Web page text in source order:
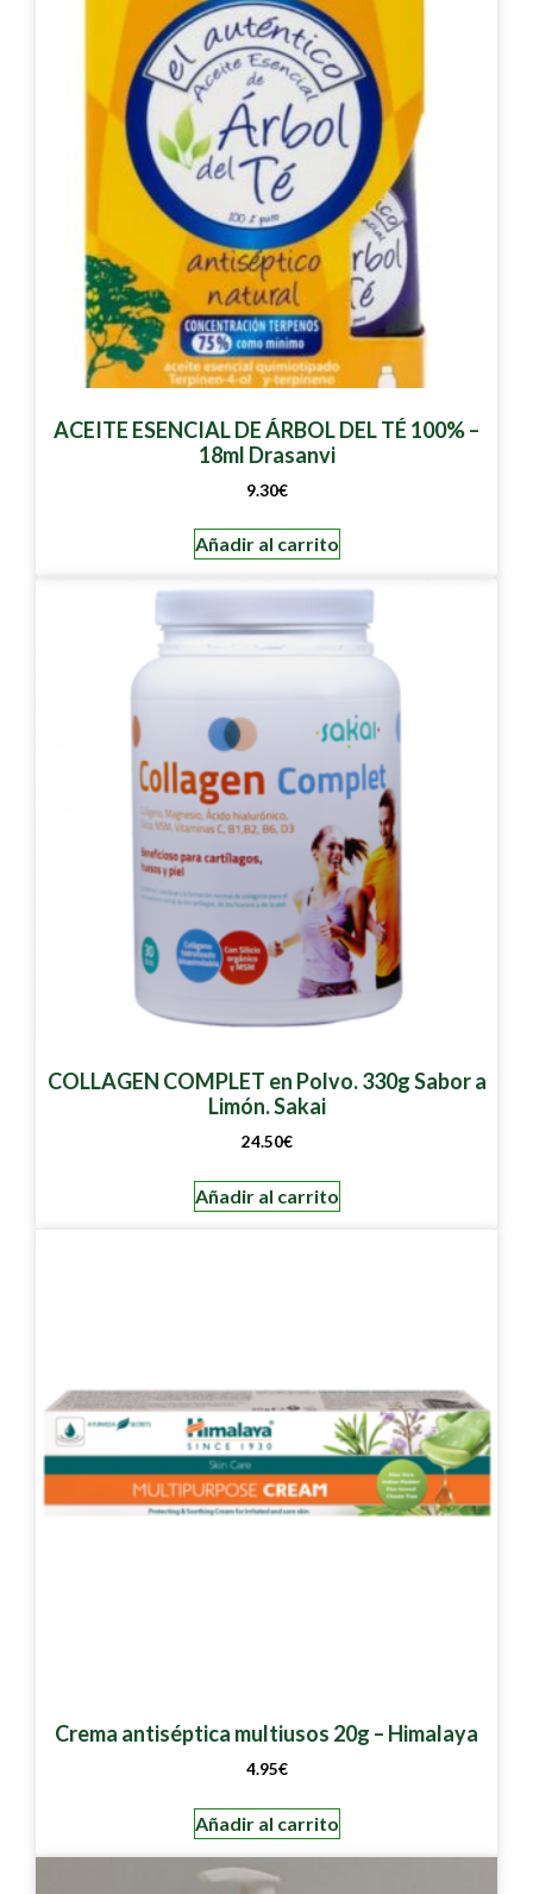
ACEITE ESENCIAL DE ÁRBOL DEL TÉ 100% –
18ml Drasanvi
9.30€
Añadir al carrito
COLLAGEN COMPLET en Polvo. 330g Sabor a
Limón. Sakai
24.50€
Añadir al carrito
Crema antiséptica multiusos 20g – Himalaya
4.95€
Añadir al carrito